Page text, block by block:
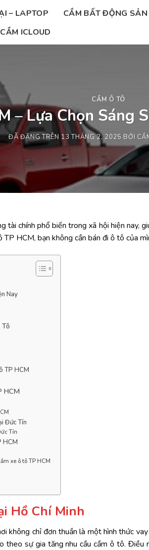
– LAPTOP CẦM BẤT ĐỘNG SẢN
CẦM ICLOUD
CẦM Ô TÔ
– Lựa Chọn
ĐÃ ĐĂNG TRÊN13 THÁNG 2, 2025 BỞI
tài chính phổ biến trong xã hội hiện nay,
TP HCM, bạn không cần bán đi ô tô của
Nay
TP HCM
HCM
Đức Tín
Tín
HCM
xe ô tô TP HCM
Hồ Chí Minh
không chỉ đơn thuần là một hình thức
sự gia tăng nhu cầu cầm ô tô. Điều